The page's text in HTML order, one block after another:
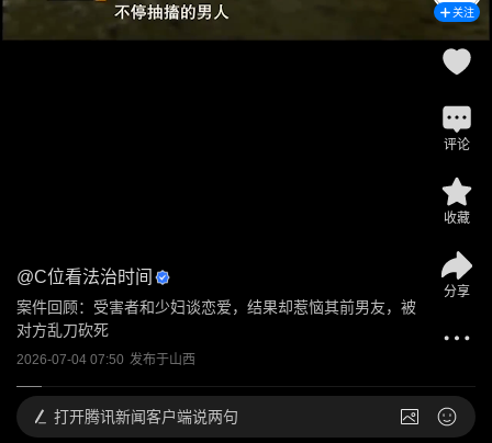
@C位看法治时间
案件回顾：受害者和少妇谈恋爱，结果却惹恼其前男友，被
对方乱刀砍死
2026-07-04 07:50 发布于山西
关注
评论
收藏
分享
打开腾讯新闻客户端说两句